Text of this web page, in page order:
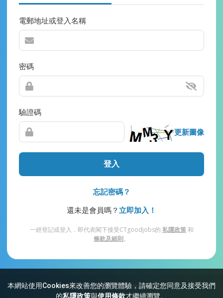
本網站使用Cookies來改善您的瀏覽體驗，請確定您同意及接受我們
的私隱政策與使用條款才繼續瀏覽。
電郵地址或登入名稱
密碼
驗證碼
更新圖像
登入
忘記密碼？
還未是會員嗎？ 立即加入！
一經登記或登入，即代表閣下接受CTgoodjobs的 私隱政策和
條款及細則。
網站索引 常見問題 私隱 條款及細則